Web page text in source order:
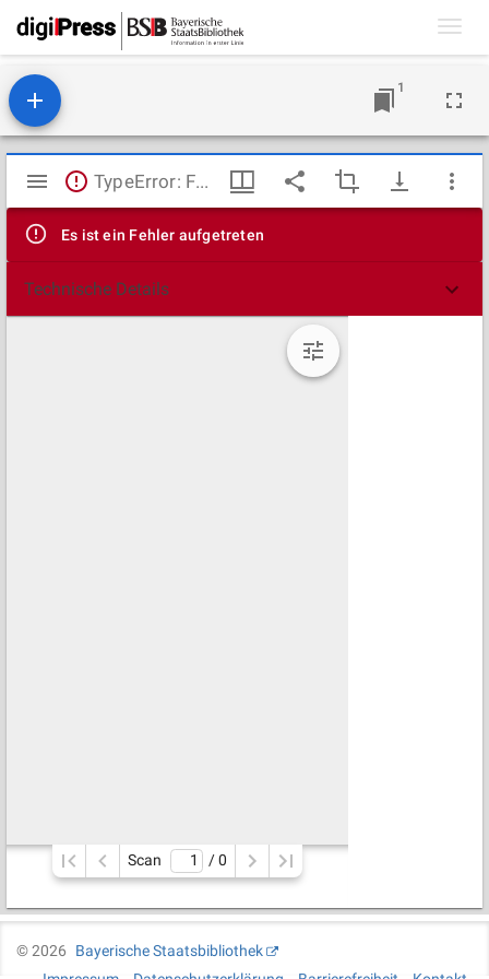
1
Mirador
Viewer
TypeError: Failed to fetch
Es ist ein Fehler aufgetreten
Technische Details
Scan / 0
©2026
Bayerische Staatsbibliothek